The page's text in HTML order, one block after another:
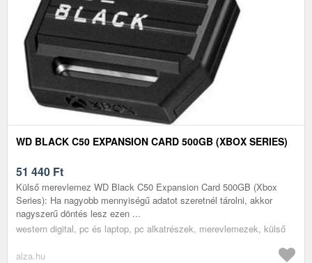
WD BLACK C50 EXPANSION CARD 500GB (XBOX SERIES)
51 440 Ft
Külső merevlemez WD Black C50 Expansion Card 500GB (Xbox
Series): Ha nagyobb mennyiségű adatot szeretnél tárolni, akkor
nagyszerű döntés lesz ezen ...
western digital, pc és laptop, pc alkatrészek, merevlemezek, külső
alza.hu